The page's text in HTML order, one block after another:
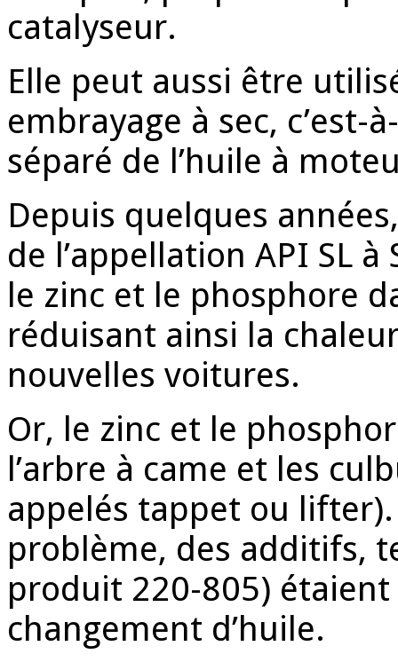
catalyseur.
Elle peut aussi être
embrayage à sec,
séparé de l’huile à
Depuis quelques
de l’appellation API SL
le zinc et le phosphore
réduisant ainsi la
nouvelles voitures.
Or, le zinc et le
l’arbre à came et les
appelés tappet ou
problème, des additifs,
produit 220-805)
changement d’huile.